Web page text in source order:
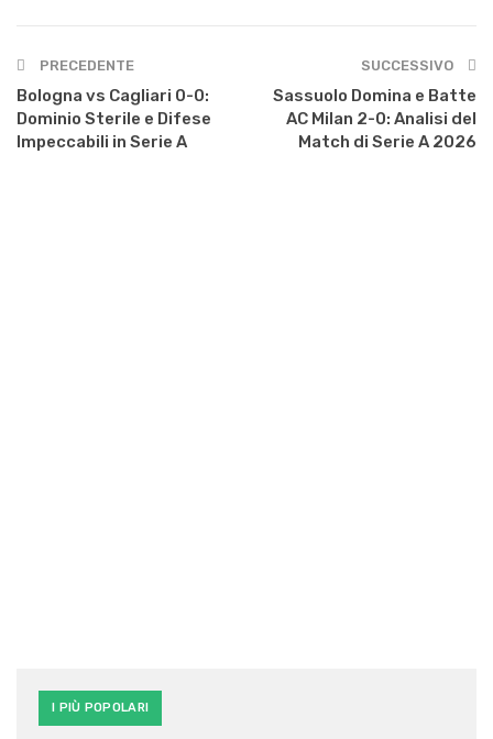
PRECEDENTE
Bologna vs Cagliari 0-0:
Dominio Sterile e Difese
Impeccabili in Serie A
SUCCESSIVO
Sassuolo Domina e Batte
AC Milan 2-0: Analisi del
Match di Serie A 2026
I PIÙ POPOLARI